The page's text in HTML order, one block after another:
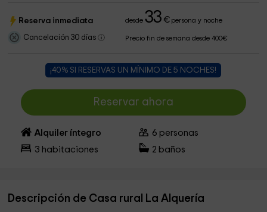
Reserva inmediata desde33 €persona y noche
Cancelación 30 días Precio fin de semana desde 400€
¡40% SI RESERVAS UN MÍNIMO DE 5 NOCHES!
Reservar ahora
Alquiler íntegro 6 personas
3 habitaciones 2 baños
Descripción de Casa rural La Alquería